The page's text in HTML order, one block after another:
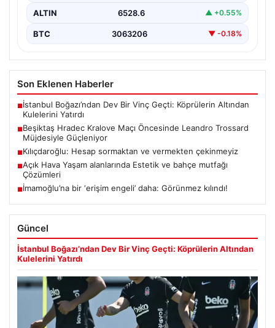
ALTIN 6528.6 ▲ +0.55%
BTC 3063206 ▼ -0.18%
Son Eklenen Haberler
■İstanbul Boğazı’ndan Dev Bir Vinç Geçti: Köprülerin Altından
Kulelerini Yatırdı
■Beşiktaş Hradec Kralove Maçı Öncesinde Leandro Trossard
Müjdesiyle Güçleniyor
■Kılıçdaroğlu: Hesap sormaktan ve vermekten çekinmeyiz
■Açık Hava Yaşam alanlarında Estetik ve bahçe mutfağı
Çözümleri
■İmamoğlu’na bir ‘erişim engeli’ daha: Görünmez kılındı!
Güncel
İstanbul Boğazı’ndan Dev Bir Vinç Geçti: Köprülerin Altından
Kulelerini Yatırdı